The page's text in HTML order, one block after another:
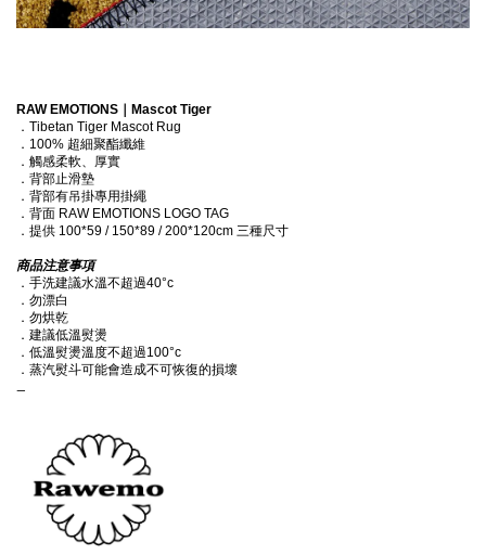
RAW EMOTIONS｜Mascot Tiger
．Tibetan Tiger Mascot Rug
．100% 超細聚酯纖維
．觸感柔軟、厚實
．背部止滑墊
．背部有吊掛專用掛繩
．背面 RAW EMOTIONS LOGO TAG
．提供 100*59 / 150*89 / 200*120cm 三種尺寸
商品注意事項
．手洗建議水溫不超過40°c
．勿漂白
．勿烘乾
．建議低溫熨燙
．低溫熨燙溫度不超過100°c
．蒸汽熨斗可能會造成不可恢復的損壞
_